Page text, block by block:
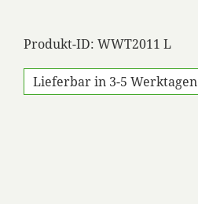
Produkt-ID: WWT2011 L
Lieferbar in 3-5 Werktagen